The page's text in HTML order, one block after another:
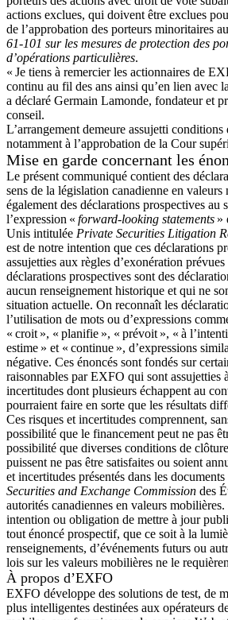
actions exclues, qui doivent être exclues
de l’approbation des porteurs minoritaires
61-101 sur les mesures de protection des
d’opérations particulières.
« Je tiens à remercier les actionnaires de
continu au fil des ans ainsi qu’en lien avec
a déclaré Germain Lamonde, fondateur et
conseil.
L’arrangement demeure assujetti conditions
notamment à l’approbation de la Cour
Mise en garde concernant les
Le présent communiqué contient des
sens de la législation canadienne en
également des déclarations prospectives au
l’expression « forward-looking statements »
Unis intitulée Private Securities Litigation
est de notre intention que ces déclarations
assujetties aux règles d’exonération
déclarations prospectives sont des
aucun renseignement historique et qui ne
situation actuelle. On reconnaît les
l’utilisation de mots ou d’expressions
« croit », « planifie », « prévoit », « à
estime » et « continue », d’expressions
négative. Ces énoncés sont fondés sur
raisonnables par EXFO qui sont assujetties
incertitudes dont plusieurs échappent au
pourraient faire en sorte que les résultats
Ces risques et incertitudes comprennent,
possibilité que le financement peut ne pas
possibilité que diverses conditions de
puissent ne pas être satisfaites ou soient
et incertitudes présentés dans les
Securities and Exchange Commission des
autorités canadiennes en valeurs
intention ou obligation de mettre à jour
tout énoncé prospectif, que ce soit à la
renseignements, d’événements futurs ou
lois sur les valeurs mobilières ne le
À propos d’EXFO
EXFO développe des solutions de test, de
plus intelligentes destinées aux opérateurs